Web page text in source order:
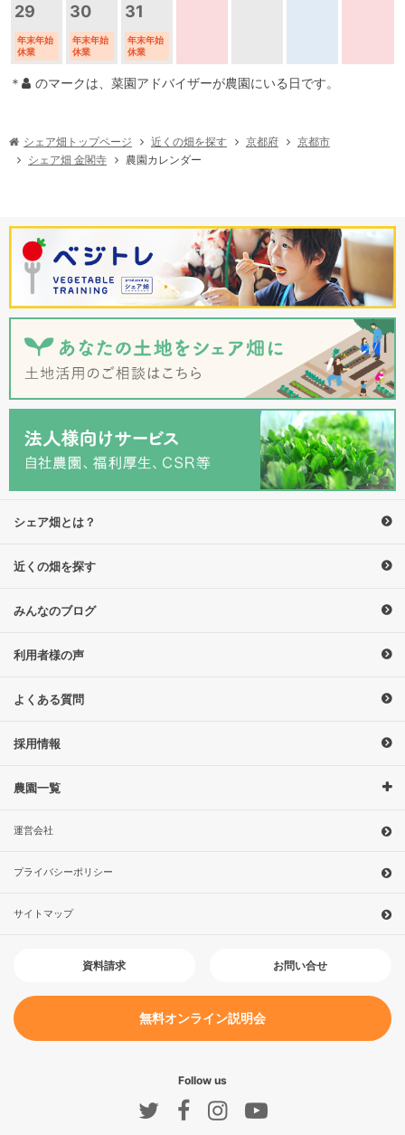
29
年末年始
休業
30
年末年始
休業
31
年末年始
休業
＊ のマークは、菜園アドバイザーが農園にいる日です。
シェア畑トップページ 近くの畑を探す 京都府 京都市
シェア畑 金閣寺 農園カレンダー
シェア畑とは？
近くの畑を探す
みんなのブログ
利用者様の声
よくある質問
採用情報
農園一覧
運営会社
プライバシーポリシー
サイトマップ
資料請求 お問い合せ
無料オンライン説明会
Follow us